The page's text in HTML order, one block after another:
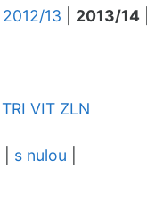
2012/13 2013/14
TRI VIT ZLN
s nulou